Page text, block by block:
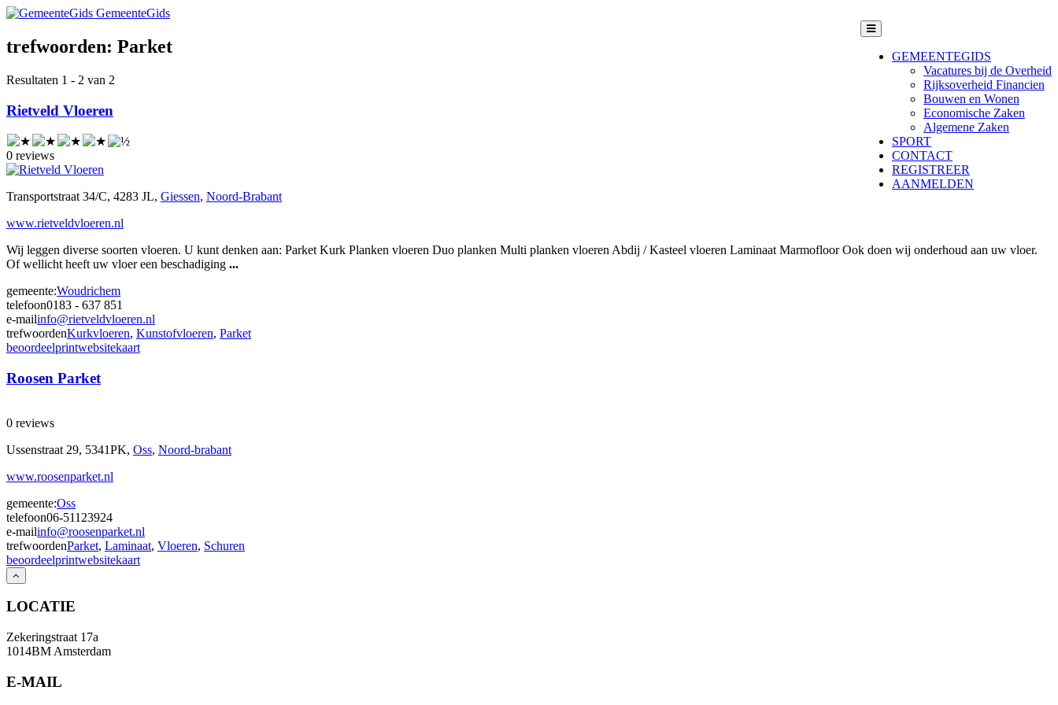
GemeenteGids
GEMEENTEGIDS
Vacatures bij de Overheid
Rijksoverheid Financien
Bouwen en Wonen
Economische Zaken
Algemene Zaken
SPORT
CONTACT
REGISTREER
AANMELDEN
trefwoorden: Parket
Resultaten 1 - 2 van 2
Rietveld Vloeren
0 reviews
Transportstraat 34/C, 4283 JL, Giessen, Noord-Brabant
www.rietveldvloeren.nl
Wij leggen diverse soorten vloeren. U kunt denken aan: Parket Kurk Planken vloeren Duo planken Multi planken vloeren Abdij / Kasteel vloeren Laminaat Marmofloor Ook doen wij onderhoud aan uw vloer.
Of wellicht heeft uw vloer een beschadiging ...
gemeente:Woudrichem
telefoon0183 - 637 851
e-mailinfo@rietveldvloeren.nl
trefwoordenKurkvloeren, Kunstofvloeren, Parket
beoordeelprintwebsitekaart
Roosen Parket
0 reviews
Ussenstraat 29, 5341PK, Oss, Noord-brabant
www.roosenparket.nl
gemeente:Oss
telefoon06-51123924
e-mailinfo@roosenparket.nl
trefwoordenParket, Laminaat, Vloeren, Schuren
beoordeelprintwebsitekaart
LOCATIE
Zekeringstraat 17a
1014BM Amsterdam
E-MAIL